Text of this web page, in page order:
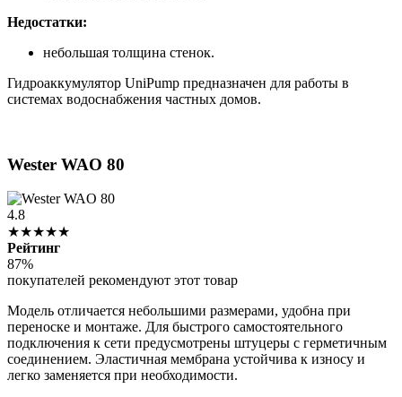
Недостатки:
небольшая толщина стенок.
Гидроаккумулятор UniPump предназначен для работы в
системах водоснабжения частных домов.
Wester WAO 80
4.8
★★★★★
Рейтинг
87%
покупателей рекомендуют этот товар
Модель отличается небольшими размерами, удобна при
переноске и монтаже. Для быстрого самостоятельного
подключения к сети предусмотрены штуцеры с герметичным
соединением. Эластичная мембрана устойчива к износу и
легко заменяется при необходимости.